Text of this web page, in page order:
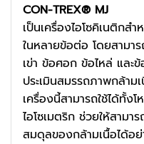
CON-TREX® MJ
เป็นเครื่องไอโซคิเนติกส
ในหลายข้อต่อ โดยสามา
เข่า ข้อศอก ข้อไหล่ และ
ประเมินสมรรถภาพกล้า
เครื่องนี้สามารถใช้ได้ทั้ง
ไอโซเมตริก ช่วยให้สาม
สมดุลของกล้ามเนื้อได้อ